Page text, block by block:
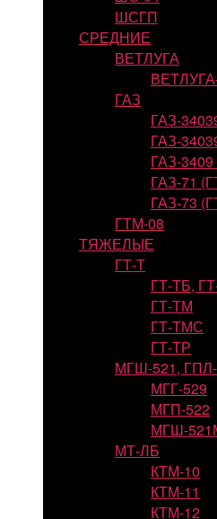
ШСГП
СРЕДНИЕ
ВЕТЛУГА
ГАЗ
ГАЗ-
ГАЗ-
ГАЗ-
ГАЗ-71
ГАЗ-73
ГТМ-08
ТЯЖЕЛЫЕ
ГТ-Т
ГТ-ТБ,
ГТ-ТМ
ГТ-ТМС
ГТ-ТР
МГШ-521,
МГГ-529
МГП-522
МГШ-
МТ-ЛБ
КТМ-10
КТМ-11
КТМ-12